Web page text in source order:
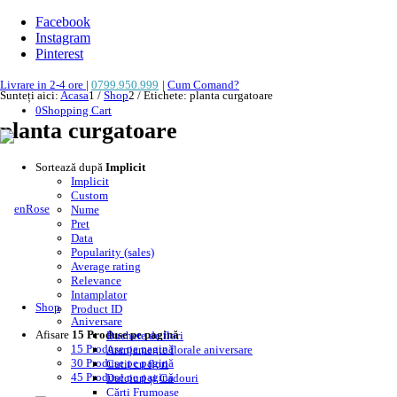
Facebook
Instagram
Pinterest
Livrare in 2-4 ore | 0799.950.999 | Cum Comand?
0Shopping Cart
Shop
Aniversare
Buchete de flori
Aranjamente florale aniversare
Cutii cu flori
Dulciuri și Cadouri
Cărți Frumoase
Sunteți aici: Acasa1 / Shop2 / Etichete: planta curgatoare
planta curgatoare
Sortează după Implicit
Implicit
Custom
Nume
Pret
Data
Popularity (sales)
Average rating
Relevance
Intamplator
Product ID
Afisare 15 Produse pe pagină
15 Produse pe pagină
30 Produse pe pagină
45 Produse pe pagină